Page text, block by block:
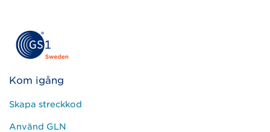
Kom igång
Skapa streckkod
Använd GLN